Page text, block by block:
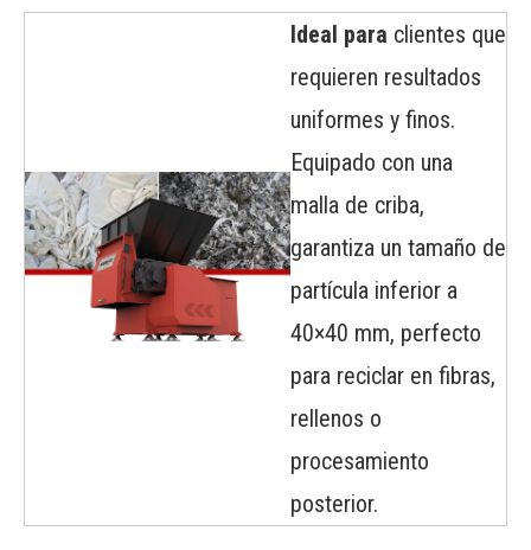
Ideal para clientes que
requieren resultados
uniformes y finos.
Equipado con una
malla de criba,
garantiza un tamaño de
partícula inferior a
40×40 mm, perfecto
para reciclar en fibras,
rellenos o
procesamiento
posterior.